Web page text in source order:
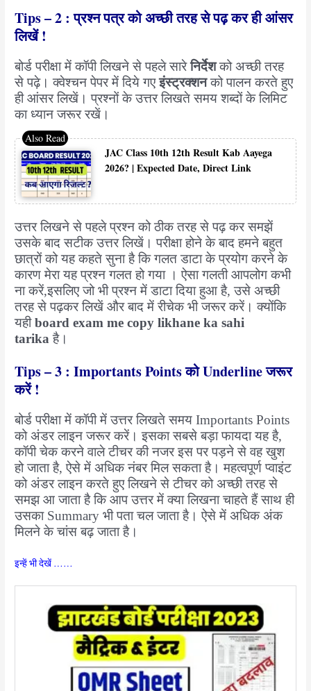
Tips – 2 : प्रश्न पत्र को अच्छी तरह से पढ़ कर ही आंसर
लिखें !
बोर्ड परीक्षा में कॉपी लिखने से पहले सारेनिर्देशको अच्छी तरह
से पढ़े। क्वेश्चन पेपर में दिये गएइंस्ट्रक्शनको पालन करते हुए
ही आंसर लिखें। प्रश्नों के उत्तर लिखते समय शब्दों के लिमिट
का ध्यान जरूर रखें।
JAC Class 10th 12th Result Kab Aayega
2026? | Expected Date, Direct Link
उत्तर लिखने से पहले प्रश्न को ठीक तरह से पढ़ कर समझें
उसके बाद सटीक उत्तर लिखें। परीक्षा होने के बाद हमने बहुत
छात्रों को यह कहते सुना है कि गलत डाटा के प्रयोग करने के
कारण मेरा यह प्रश्न गलत हो गया । ऐसा गलती आपलोग कभी
ना करें,इसलिए जो भी प्रश्न में डाटा दिया हुआ है, उसे अच्छी
तरह से पढ़कर लिखें और बाद में रीचेक भी जरूर करें। क्योंकि
यहीboard exam me copy likhane ka sahi
tarika है।
Tips – 3 : Importants Points को Underline जरूर
करें !
बोर्ड परीक्षा में कॉपी में उत्तर लिखते समय Importants Points
को अंडर लाइन जरूर करें। इसका सबसे बड़ा फायदा यह है,
कॉपी चेक करने वाले टीचर की नजर इस पर पड़ने से वह खुश
हो जाता है, ऐसे में अधिक नंबर मिल सकता है। महत्वपूर्ण प्वाइंट
को अंडर लाइन करते हुए लिखने से टीचर को अच्छी तरह से
समझ आ जाता है कि आप उत्तर में क्या लिखना चाहते हैं साथ ही
उसका Summary भी पता चल जाता है। ऐसे में अधिक अंक
मिलने के चांस बढ़ जाता है।
इन्हें भी देखें ……